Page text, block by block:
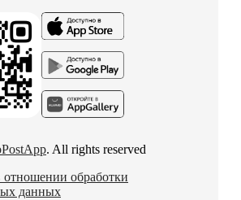
. All rights reserved
обработки
данных